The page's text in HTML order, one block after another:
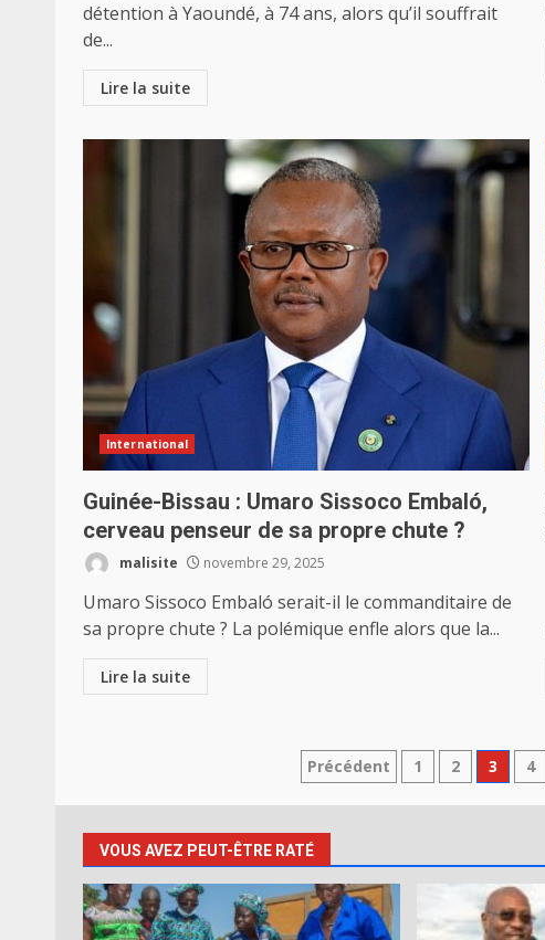
détention à Yaoundé, à 74 ans, alors qu’il souffrait
de...
Lire la suite
International
Guinée-Bissau : Umaro Sissoco Embaló,
cerveau penseur de sa propre chute ?
malisite novembre 29, 2025
Umaro Sissoco Embaló serait-il le commanditaire de
sa propre chute ? La polémique enfle alors que la...
Lire la suite
Pagination
des
publications
Précédent 1 2 3 4
VOUS AVEZ PEUT-ÊTRE RATÉ